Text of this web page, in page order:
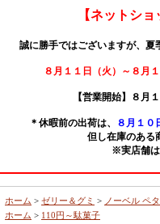
【ネットシ
誠に勝手ではございますが、夏
８月１１日（火）～８月
【営業開始】８月
＊休暇前の出荷は、
８月１０
但し在庫のある
※実店舗
ホーム > ゼリー＆グミ > ノーベル ペ
ホーム > 110円～駄菓子